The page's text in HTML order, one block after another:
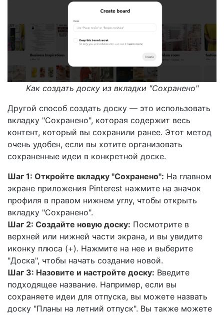
Как создать доску из вкладки "Сохранено"
Другой способ создать доску — это использовать
вкладку "Сохранено", которая содержит весь
контент, который вы сохранили ранее. Этот метод
очень удобен, если вы хотите организовать
сохраненные идеи в конкретной доске.
Шаг 1: Откройте вкладку "Сохранено": На главном
экране приложения Pinterest нажмите на значок
профиля в правом нижнем углу, чтобы открыть
вкладку "Сохранено".
Шаг 2: Создайте новую доску: Посмотрите в
верхней или нижней части экрана, и вы увидите
иконку плюса (+). Нажмите на нее и выберите
"Доска", чтобы начать создание новой.
Шаг 3: Назовите и настройте доску: Введите
подходящее название. Например, если вы
сохраняете идеи для отпуска, вы можете назвать
доску "Планы на летний отпуск". Вы также можете